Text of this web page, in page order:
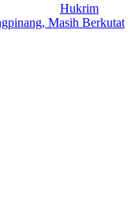
Hukrim
Masih Berkutat